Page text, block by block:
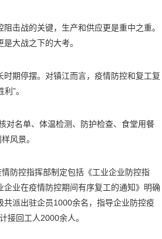
击战的关键，生产和供应更是重中之重。
大战之下的大考。
期停摆。对镇江而言，疫情防控和复工复
”。
对名单、体温检测、防护检查、食堂用餐
风景。
防控指挥部制定包括《工业企业防控指
业在疫情防控期间有序复工的通知》明确
派出驻企员1000余名，指导企业防控疫
接回工人2000余人。